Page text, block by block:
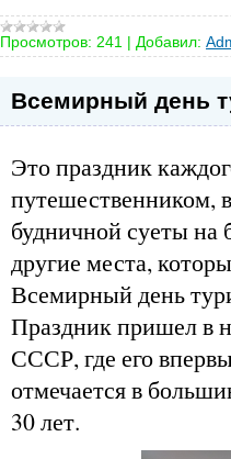
Просмотров: 241 | Добавил:
Всемирный день
Это праздник
путешественником,
будничной суеты на
другие места,
Всемирный день
Праздник пришел в
СССР, где его
отмечается в
30 лет.